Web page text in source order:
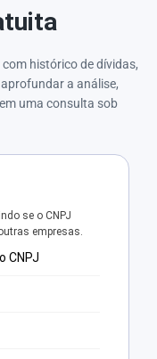
histórico de dívidas,
a análise,
uma consulta sob
se o CNPJ
empresas.
CNPJ